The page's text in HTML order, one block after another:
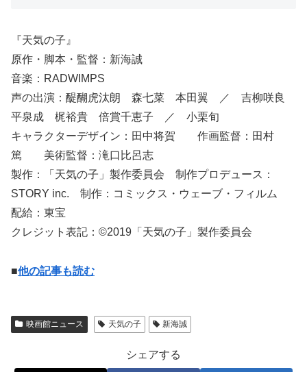
『天気の子』
原作・脚本・監督：新海誠
音楽：RADWIMPS
声の出演：醍醐虎汰朗 森七菜 本田翼 ／ 吉柳咲良
平泉成 梶裕貴 倍賞千恵子 ／ 小栗旬
キャラクターデザイン：田中将賀 作画監督：田村
篤 美術監督：滝口比呂志
製作：「天気の子」製作委員会 制作プロデュース：
STORY inc. 制作：コミックス・ウェーブ・フィルム
配給：東宝
クレジット表記：©2019「天気の子」製作委員会
■他の記事も読む
映画館ニュース 天気の子 新海誠
シェアする